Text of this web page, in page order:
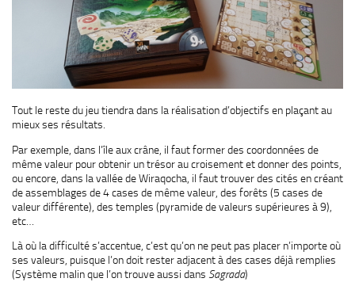
Tout le reste du jeu tiendra dans la réalisation d’objectifs en plaçant au
mieux ses résultats.
Par exemple, dans l’île aux crâne, il faut former des coordonnées de
même valeur pour obtenir un trésor au croisement et donner des points,
ou encore, dans la vallée de Wiraqocha, il faut trouver des cités en créant
de assemblages de 4 cases de même valeur, des forêts (5 cases de
valeur différente), des temples (pyramide de valeurs supérieures à 9),
etc…
Là où la difficulté s’accentue, c’est qu’on ne peut pas placer n’importe où
ses valeurs, puisque l’on doit rester adjacent à des cases déjà remplies
(Système malin que l’on trouve aussi dans Sagrada)